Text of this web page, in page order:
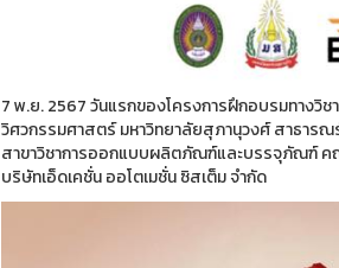
7 พ.ย. 2567 วันแรกของโครงการฝึกอบรมทางวิ
วิศวกรรมศาสตร์ มหาวิทยาลัยสุภานุวงศ์ สาธารณ
สาขาวิชาการออกแบบผลิตภัณฑ์และบรรจุภัณฑ์ ค
บริษัทเอ็ดเคชั่น ออโตเมชั่น ซิสเต็ม จำกัด